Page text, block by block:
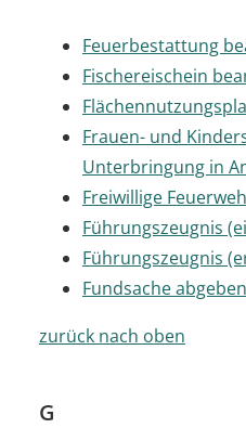
Feuerbestattung
Fischereischein
Frauen- und
Unterbringung in
Freiwillige
Führungszeugnis
Führungszeugnis
Fundsache
zurück nach oben
G